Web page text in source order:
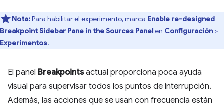
Nota:Para habilitar el experimento, marca Enable re-designed
Breakpoint Sidebar Pane in the Sources Panelen Configuración >
Experimentos.
El panel Breakpointsactual proporciona poca ayuda
visual para supervisar todos los puntos de interrupción.
Además, las acciones que se usan con frecuencia están